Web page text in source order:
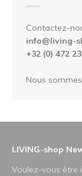
Contactez-
info@living-
+32 (0) 472
Nous
LIVING-shop
Voulez-vous être